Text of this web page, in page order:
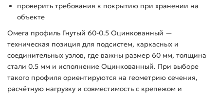
проверить требования к покрытию при хранении на
объекте
Омега профиль Гнутый 60-0.5 Оцинкованный —
техническая позиция для подсистем, каркасных и
соединительных узлов, где важны размер 60 мм, толщина
стали 0.5 мм и исполнение Оцинкованный. При выборе
такого профиля ориентируются на геометрию сечения,
расчётную нагрузку и совместимость с крепежом и